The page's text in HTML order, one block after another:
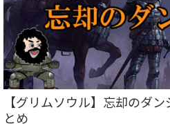
【グリムソウル】忘却のダ
とめ